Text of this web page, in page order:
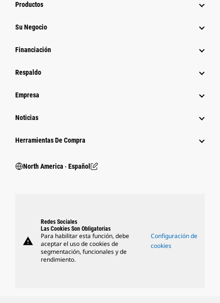
Productos
Su Negocio
Financiación
Respaldo
Empresa
Noticias
Herramientas De Compra
North America ‧ Español
warning
Redes Sociales
Las Cookies Son Obligatorias
Para habilitar esta función, debe
aceptar el uso de cookies de
segmentación, funcionales y de
rendimiento.
Configuración de
cookies